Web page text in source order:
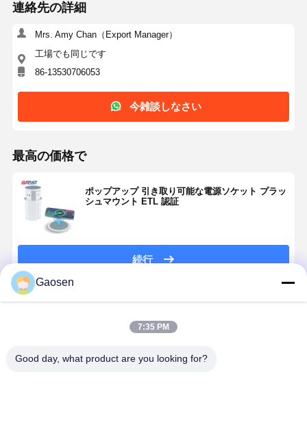
連絡先の詳細
Mrs. Amy Chan（Export Manager）
工場でも同じです
86-13530706053
今雑談しなさい
最高の価格で
ポップアップ 引き取り可能な電源ソケット プラッ
シュマウント ETL 認証
続行
Gaosen
7:35 PM
Good day, what product are you looking for?